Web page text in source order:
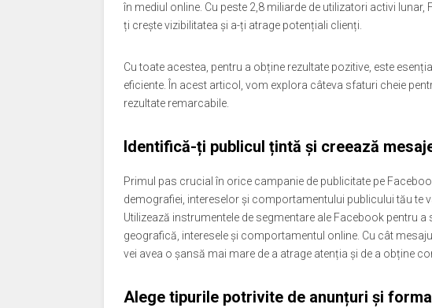
în mediul online. Cu peste 2,8 miliarde de utilizatori activi
ți crește vizibilitatea și a-ți atrage potențiali clienți.
Cu toate acestea, pentru a obține rezultate pozitive, este
eficiente. În acest articol, vom explora câteva sfaturi cheie
rezultate remarcabile.
Identifică-ți publicul țintă și creează
Primul pas crucial în orice campanie de publicitate pe
demografiei, intereselor și comportamentului publicului tău te
Utilizează instrumentele de segmentare ale Facebook pentru
geografică, interesele și comportamentul online. Cu cât
vei avea o șansă mai mare de a atrage atenția și de a obține
Alege tipurile potrivite de anunțuri și